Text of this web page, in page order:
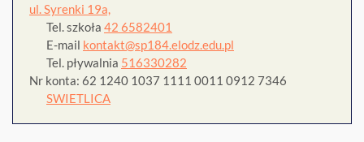
ul. Syrenki 19a,
Tel. szkoła 42 6582401
E-mail kontakt@sp184.elodz.edu.pl
Tel. pływalnia 516330282
Nr konta: 62 1240 1037 1111 0011 0912 7346
SWIETLICA